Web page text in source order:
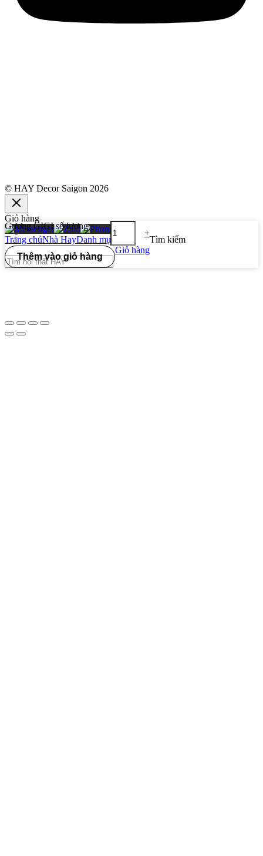
© HAY Decor Saigon 2026
Giỏ hàng
Trang chủNhà HayDanh mục
Giỏ hàng
Tìm kiếm
-
Gương GIGI số lượng
+
Thêm vào giỏ hàng